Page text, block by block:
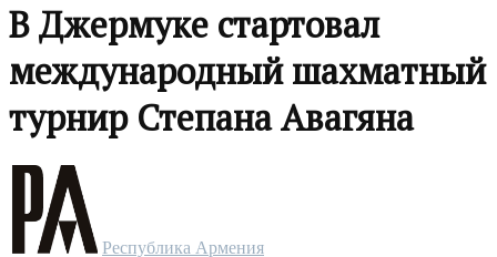
В Джермуке стартовал
международный шахматный
турнир Степана Авагяна
Республика Армения